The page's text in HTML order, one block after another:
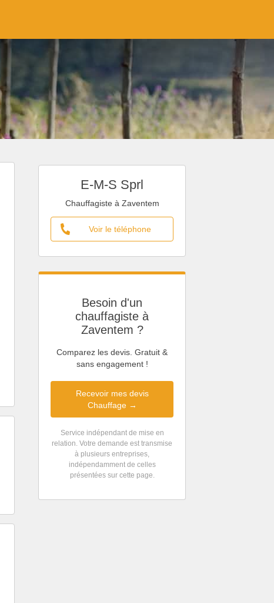
E-M-S Sprl
Chauffagiste à Zaventem
Voir le téléphone
Besoin d'un
chauffagiste à
Zaventem ?
Comparez les devis. Gratuit &
sans engagement !
Recevoir mes devis
Chauffage →
Service indépendant de mise en
relation. Votre demande est transmise
à plusieurs entreprises,
indépendamment de celles
présentées sur cette page.